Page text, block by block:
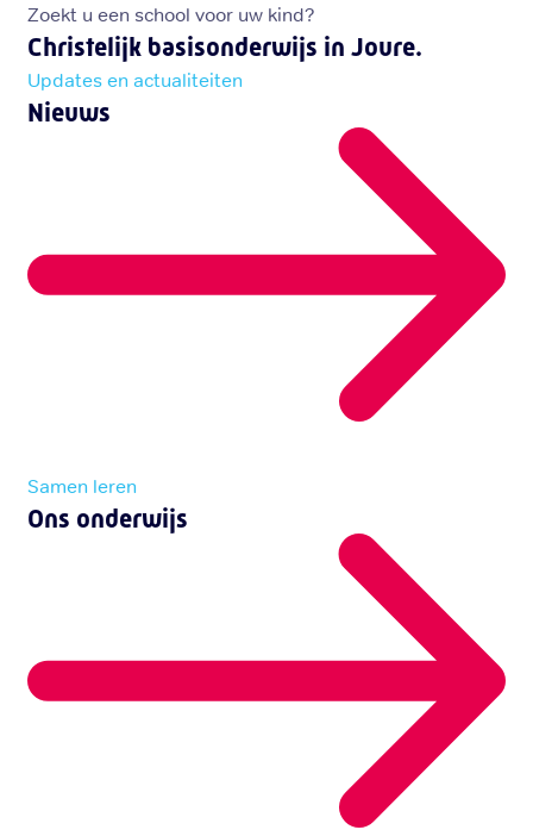
Zoekt u een school voor uw kind?
Christelijk basisonderwijs in Joure.
Updates en actualiteiten
Nieuws
Samen leren
Ons onderwijs